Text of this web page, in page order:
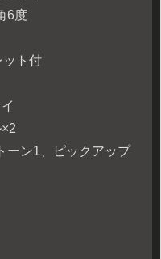
6度
ット付
ーン1、ピックアップ